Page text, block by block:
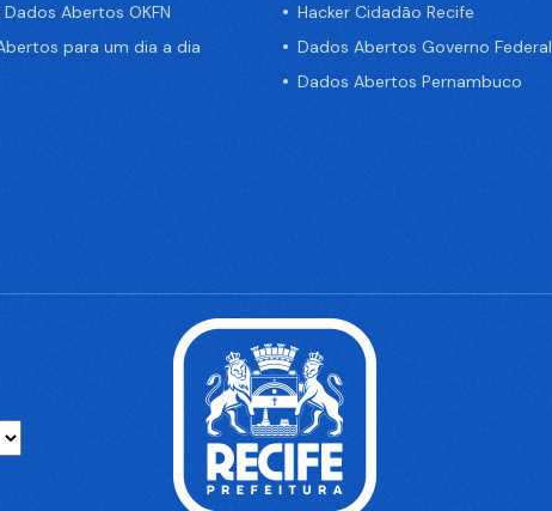
Abertos OKFN
para um dia a dia
Hacker Cidadão Recife
Dados Abertos Governo Federal
Dados Abertos Pernambuco